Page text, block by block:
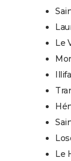
Le
Le